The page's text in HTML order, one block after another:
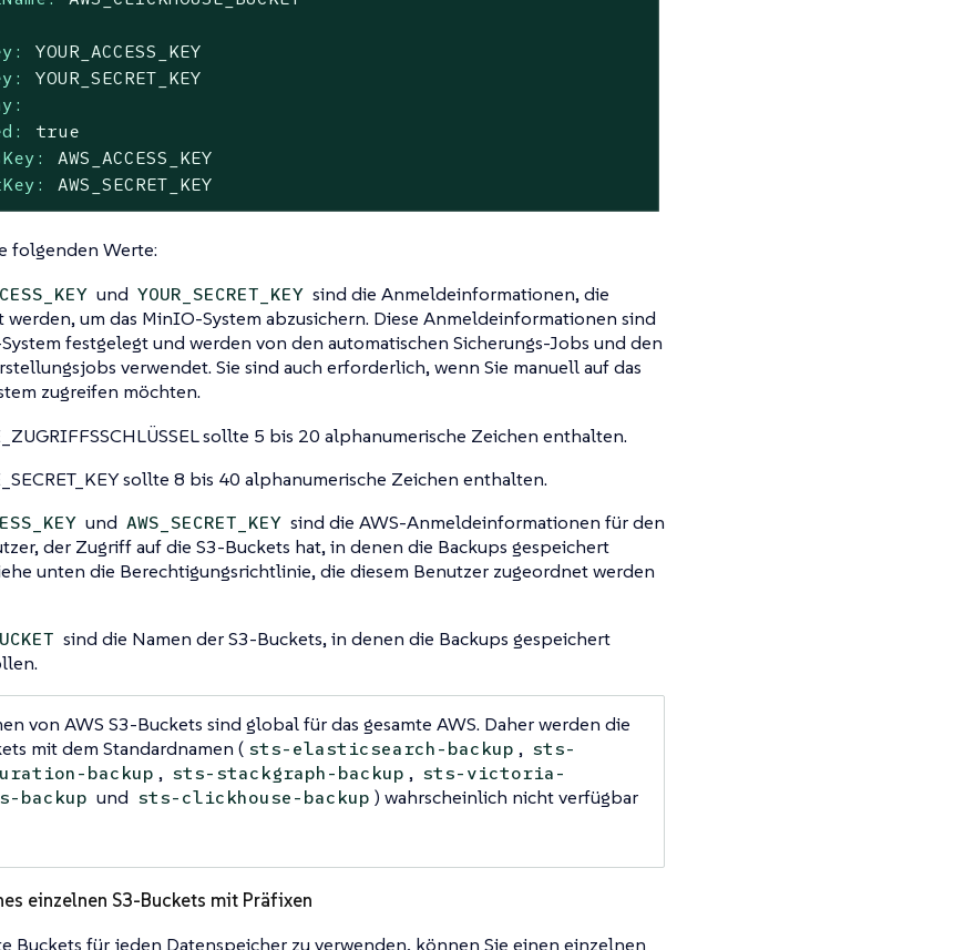
YOUR_ACCESS_KEY
YOUR_SECRET_KEY
true
AWS_ACCESS_KEY
AWS_SECRET_KEY
folgenden Werte:
und YOUR_SECRET_KEY sind die Anmeldeinformationen, die
werden, um das MinIO-System abzusichern. Diese Anmeldeinformationen sind
festgelegt und werden von den automatischen Sicherungs-Jobs und den
verwendet. Sie sind auch erforderlich, wenn Sie manuell auf das
zugreifen möchten.
sollte 5 bis 20 alphanumerische Zeichen enthalten.
sollte 8 bis 40 alphanumerische Zeichen enthalten.
und AWS_SECRET_KEY sind die AWS-Anmeldeinformationen für den
der Zugriff auf die S3-Buckets hat, in denen die Backups gespeichert
unten die Berechtigungsrichtlinie, die diesem Benutzer zugeordnet werden
sind die Namen der S3-Buckets, in denen die Backups gespeichert
von AWS S3-Buckets sind global für das gesamte AWS. Daher werden die
mit dem Standardnamen ( sts-elasticsearch-backup , sts-
backup , sts-stackgraph-backup , sts-victoria-
backup und sts-clickhouse-backup ) wahrscheinlich nicht verfügbar
einzelnen S3-Buckets mit Präfixen
Buckets für jeden Datenspeicher zu verwenden, können Sie einen einzelnen